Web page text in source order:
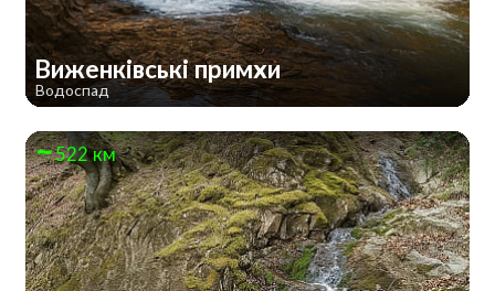
Виженківські примхи
Водоспад
522 км